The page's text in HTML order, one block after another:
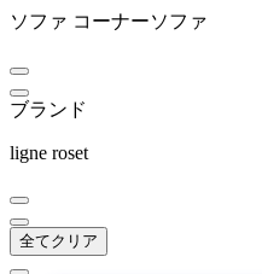
イトーキ
URNITURE
ジャーナルスタン
ソファ コーナーソファ
ブランド
ligne roset
全てクリア